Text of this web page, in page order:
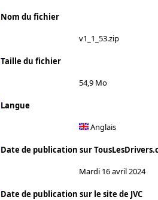
Nom du fichier
v1_1_53.zip
Taille du fichier
54,9 Mo
Langue
Anglais
Date de publication sur
Mardi 16 avril 2024
Date de publication sur le site de JVC